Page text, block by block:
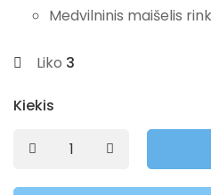
Medvilninis maišelis
Liko 3
Kiekis